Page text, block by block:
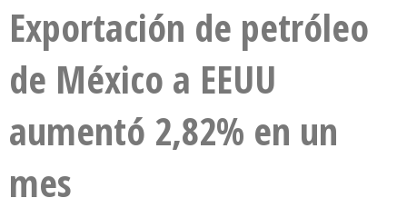
Exportación de petróleo
de México a EEUU
aumentó 2,82% en un
mes